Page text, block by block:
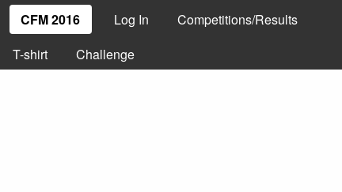
CFM 2016 Log In
Competitions/Results
T-shirt
Challenge